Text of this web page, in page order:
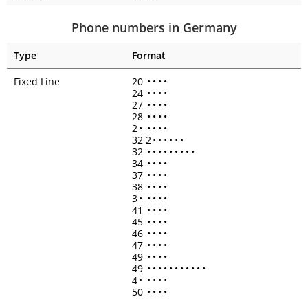
Phone numbers in Germany
Type
Format
Fixed Line
20 • • • •
24 • • • •
27 • • • •
28 • • • •
2• • • • •
32 2• • • • • •
32 • • • • • • • • •
34 • • • •
37 • • • •
38 • • • •
3• • • • •
41 • • • •
45 • • • •
46 • • • •
47 • • • •
49 • • • •
49 • • • • • • • • • • •
4• • • • •
50 • • • •